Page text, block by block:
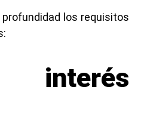
los requisitos
interés